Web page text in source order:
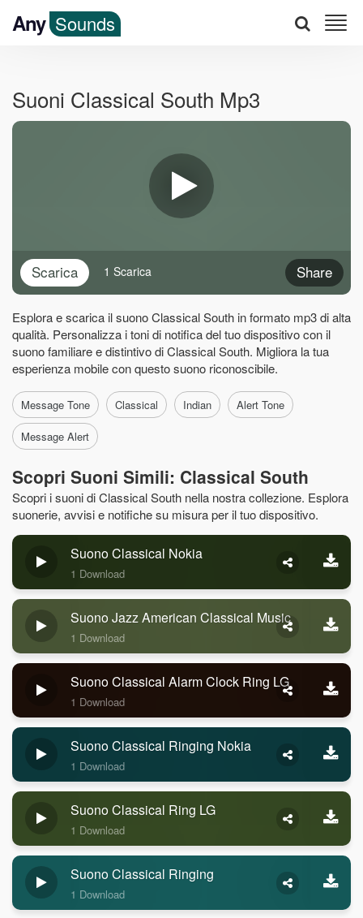
Any Sounds
Suoni Classical South Mp3
Scarica Share
1 Scarica
Esplora e scarica il suono Classical South in formato mp3 di alta
qualità. Personalizza i toni di notifica del tuo dispositivo con il
suono familiare e distintivo di Classical South. Migliora la tua
esperienza mobile con questo suono riconoscibile.
Message Tone Classical Indian Alert Tone
Message Alert
Scopri Suoni Simili: Classical South
Scopri i suoni di Classical South nella nostra collezione. Esplora
suonerie, avvisi e notifiche su misura per il tuo dispositivo.
Suono Classical Nokia
1 Download
Suono Jazz American Classical Music
1 Download
Suono Classical Alarm Clock Ring LG
1 Download
Suono Classical Ringing Nokia
1 Download
Suono Classical Ring LG
1 Download
Suono Classical Ringing
1 Download